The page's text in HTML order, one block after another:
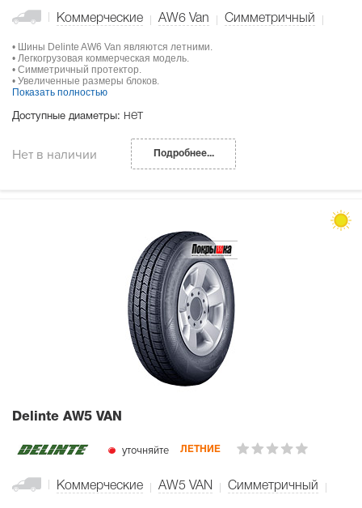
Коммерческие AW6 Van Симметричный
• Шины Delinte AW6 Van являются летними.
• Легкогрузовая коммерческая модель.
• Симметричный протектор.
• Увеличенные размеры блоков.
Показать полностью
Доступные диаметры: нет
Нет в наличии Подробнее...
Delinte AW5 VAN
уточняйте ЛЕТНИЕ
Коммерческие AW5 VAN Симметричный